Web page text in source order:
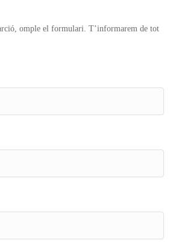
omple el formulari. T’informarem de tot